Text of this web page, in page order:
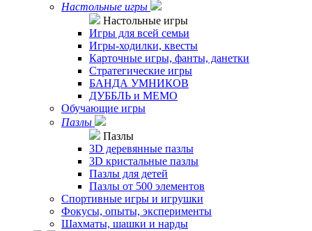
Настольные игры
Настольные игры
Игры для всей семьи
Игры-ходилки, квесты
Карточные игры, фанты, данетки
Стратегические игры
БАНДА УМНИКОВ
ДУББЛЬ и МЕМО
Обучающие игры
Пазлы
Пазлы
3D деревянные пазлы
3D кристальные пазлы
Пазлы для детей
Пазлы от 500 элементов
Спортивные игры и игрушки
Фокусы, опыты, эксперименты
Шахматы, шашки и нарды